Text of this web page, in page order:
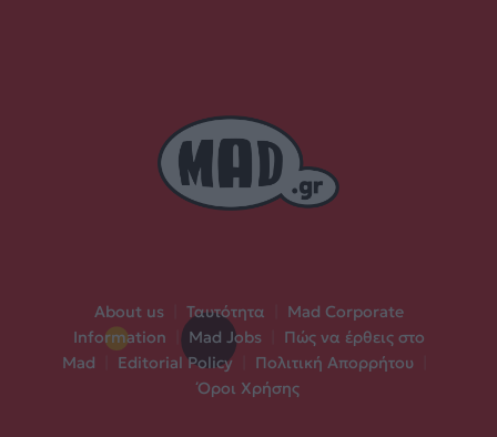
About us Ταυτότητα
Mad Corporate
Information
Mad Jobs
Πώς να έρθεις στο
Mad
Editorial Policy Πολιτική Απορρήτου
Όροι Χρήσης